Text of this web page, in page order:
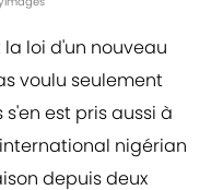
la loi d'un nouveau
voulu seulement
est pris aussi à
nigérian
depuis deux